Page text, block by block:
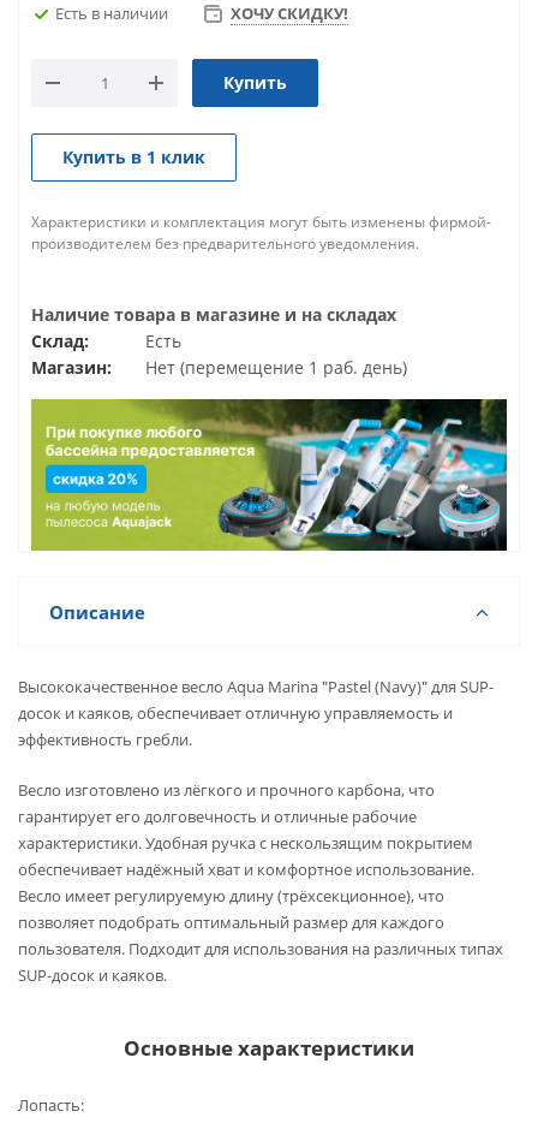
Есть в наличии ХОЧУ СКИДКУ!
Купить
Купить в 1 клик
Характеристики и комплектация могут быть изменены фирмой-
производителем без предварительного уведомления.
Наличие товара в магазине и на складах
Склад:
Есть
Магазин:
Нет (перемещение 1 раб. день)
Описание
Высококачественное весло Aqua Marina "Pastel (Navy)" для SUP-
досок и каяков, обеспечивает отличную управляемость и
эффективность гребли.
Весло изготовлено из лёгкого и прочного карбона, что
гарантирует его долговечность и отличные рабочие
характеристики. Удобная ручка с нескользящим покрытием
обеспечивает надёжный хват и комфортное использование.
Весло имеет регулируемую длину (трёхсекционное), что
позволяет подобрать оптимальный размер для каждого
пользователя. Подходит для использования на различных типах
SUP-досок и каяков.
Основные характеристики
Лопасть: